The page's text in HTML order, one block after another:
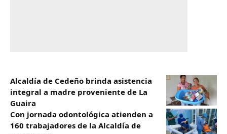
Alcaldía de Cedeño brinda asistencia
integral a madre proveniente de La
Guaira
Con jornada odontológica atienden a
160 trabajadores de la Alcaldía de